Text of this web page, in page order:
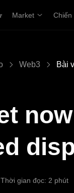
Market
Web3 Bài
Thời gian đọc: 2 phút